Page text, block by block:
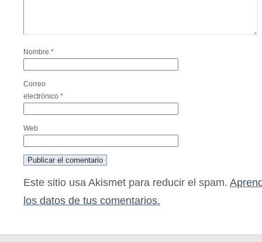
Nombre *
Correo
electrónico *
Web
Este sitio usa Akismet para reducir el spam.
los datos de tus comentarios.